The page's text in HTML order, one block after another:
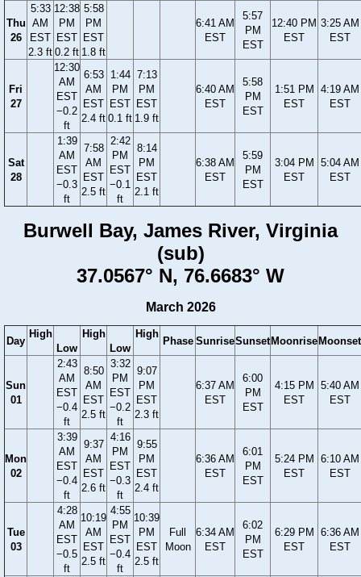
Thu
26
5:33
AM
EST
2.3 ft
12:38
PM
EST
0.2 ft
5:58
PM
EST
1.8 ft
6:41 AM
EST
5:57
PM
EST
12:40 PM
EST
3:25 AM
EST
Fri
27
12:30
AM
EST
−0.2
ft
6:53
AM
EST
2.4 ft
1:44
PM
EST
0.1 ft
7:13
PM
EST
1.9 ft
6:40 AM
EST
5:58
PM
EST
1:51 PM
EST
4:19 AM
EST
Sat
28
1:39
AM
EST
−0.3
ft
7:58
AM
EST
2.5 ft
2:42
PM
EST
−0.1
ft
8:14
PM
EST
2.1 ft
6:38 AM
EST
5:59
PM
EST
3:04 PM
EST
5:04 AM
EST
Burwell Bay, James River, Virginia
(sub)
37.0567° N, 76.6683° W
March 2026
Day
High
Low
High
Low
High
Phase SunriseSunset Moonrise Moonset
Sun
01
2:43
AM
EST
−0.4
ft
8:50
AM
EST
2.5 ft
3:32
PM
EST
−0.2
ft
9:07
PM
EST
2.3 ft
6:37 AM
EST
6:00
PM
EST
4:15 PM
EST
5:40 AM
EST
Mon
02
3:39
AM
EST
−0.4
ft
9:37
AM
EST
2.6 ft
4:16
PM
EST
−0.3
ft
9:55
PM
EST
2.4 ft
6:36 AM
EST
6:01
PM
EST
5:24 PM
EST
6:10 AM
EST
Tue
03
4:28
AM
EST
−0.5
ft
10:19
AM
EST
2.5 ft
4:55
PM
EST
−0.4
ft
10:39
PM
EST
2.5 ft
Full
Moon
6:34 AM
EST
6:02
PM
EST
6:29 PM
EST
6:36 AM
EST